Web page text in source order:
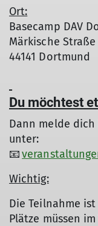
Ort:
Basecamp DAV
Märkische Straße
44141 Dortmund
Du möchtest
Dann melde dich
unter:
📧
Wichtig:
Die Teilnahme
Plätze müssen